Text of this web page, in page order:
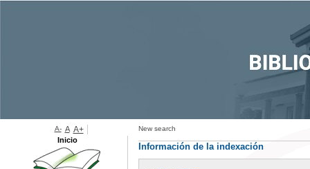
New search
Información de la indexación
A- A A+
Inicio